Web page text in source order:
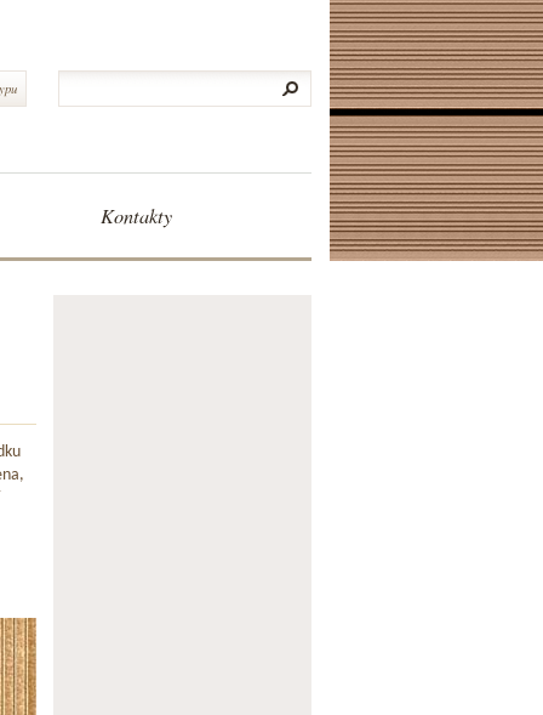
Kontakty